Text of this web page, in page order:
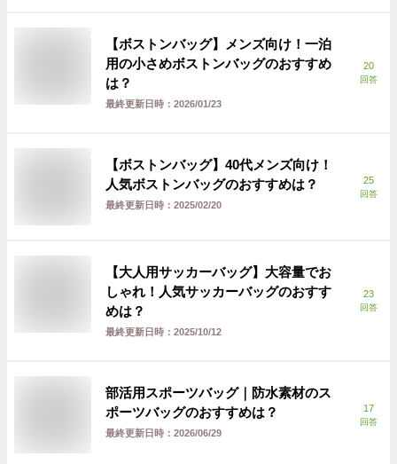
【ボストンバッグ】メンズ向け！一泊
用の小さめボストンバッグのおすすめ
は？
最終更新日時： 2026/01/23
20
回答
【ボストンバッグ】40代メンズ向け！
人気ボストンバッグのおすすめは？
最終更新日時： 2025/02/20
25
回答
【大人用サッカーバッグ】大容量でお
しゃれ！人気サッカーバッグのおすす
めは？
最終更新日時： 2025/10/12
23
回答
部活用スポーツバッグ｜防水素材のス
ポーツバッグのおすすめは？
最終更新日時： 2026/06/29
17
回答